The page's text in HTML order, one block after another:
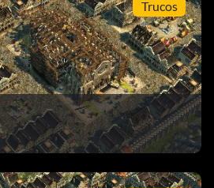
Trucos